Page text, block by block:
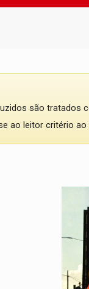
são tratados
ao leitor critério ao